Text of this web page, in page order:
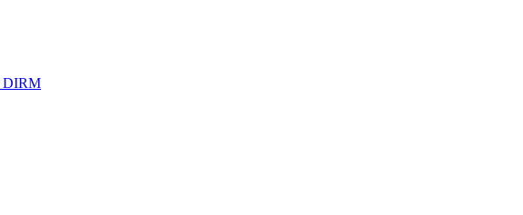
DIRM